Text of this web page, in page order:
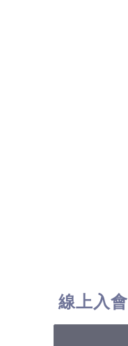
線上入會